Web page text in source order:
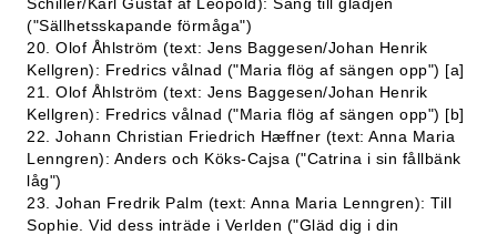
("Sällhetsskapande förmåga")
20. Olof Åhlström (text: Jens Baggesen/Johan Henrik
Kellgren): Fredrics vålnad ("Maria flög af sängen opp") [a]
21. Olof Åhlström (text: Jens Baggesen/Johan Henrik
Kellgren): Fredrics vålnad ("Maria flög af sängen opp") [b]
22. Johann Christian Friedrich Hæffner (text: Anna Maria
Lenngren): Anders och Köks-Cajsa ("Catrina i sin fållbänk
låg")
23. Johan Fredrik Palm (text: Anna Maria Lenngren): Till
Sophie. Vid dess inträde i Verlden ("Gläd dig i din